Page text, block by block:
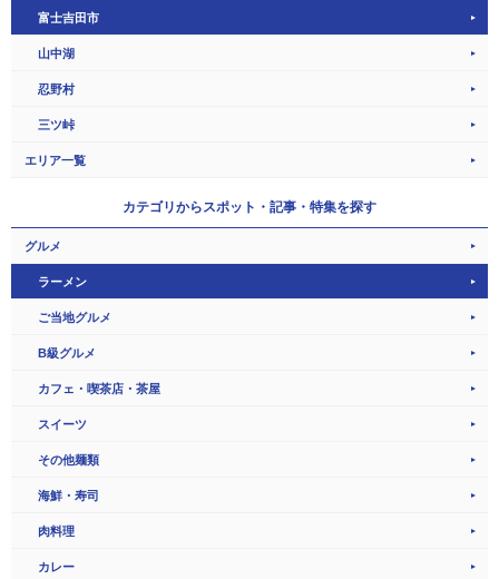
富士吉田市
山中湖
忍野村
三ツ峠
エリア一覧
カテゴリから スポット・記事・特集を探す
グルメ
ラーメン
ご当地グルメ
B級グルメ
カフェ・喫茶店・茶屋
スイーツ
その他麺類
海鮮・寿司
肉料理
カレー